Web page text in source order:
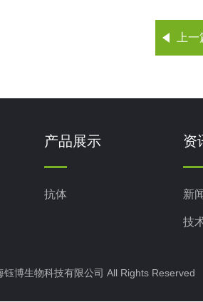
上
产品展示
抗体
资
新
技
钰博生物科技有限公司 All Rights